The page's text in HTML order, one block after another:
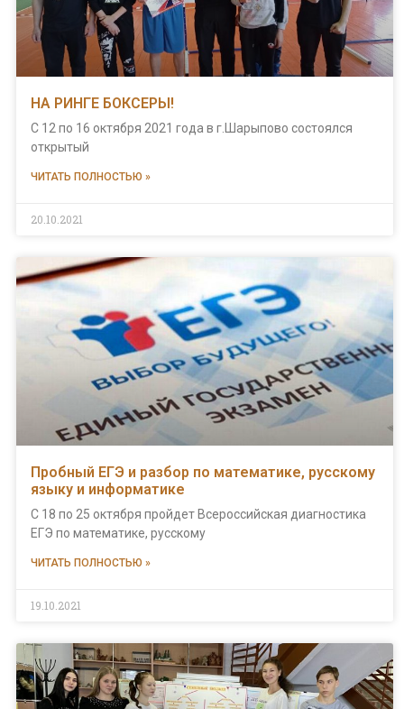
НА РИНГЕ БОКСЕРЫ!
С 12 по 16 октября 2021 года в г.Шарыпово состоялся
открытый
ЧИТАТЬ ПОЛНОСТЬЮ »
20.10.2021
Пробный ЕГЭ и разбор по математике, русскому
языку и информатике
С 18 по 25 октября пройдет Всероссийская диагностика
ЕГЭ по математике, русскому
ЧИТАТЬ ПОЛНОСТЬЮ »
19.10.2021